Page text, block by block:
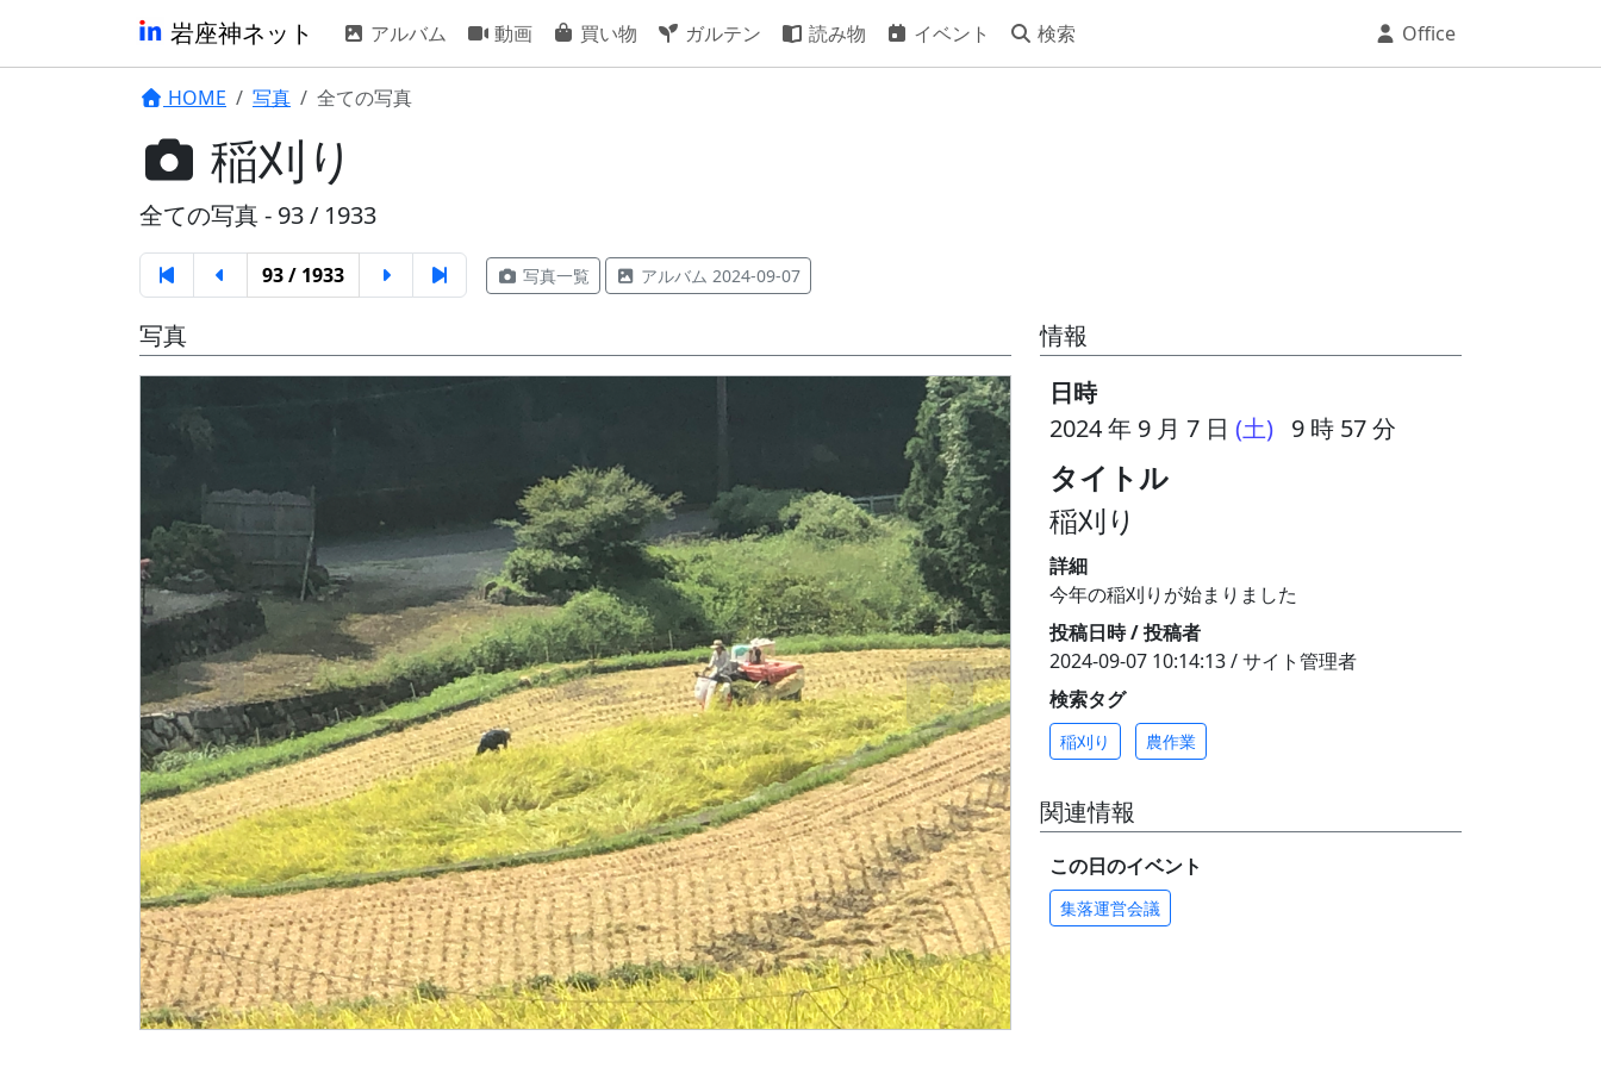
岩座神ネット アルバム 動画 買い物 ガルテン 読み物 イベント 検索 Office
HOME 写真 全ての写真
稲刈り
全ての写真 - 93 / 1933
93 / 1933 写真一覧 アルバム 2024-09-07
写真
情報
日時
2024 年 9 月 7 日 (土) 9 時 57 分
タイトル
稲刈り
詳細
今年の稲刈りが始まりました
投稿日時 / 投稿者
2024-09-07 10:14:13 / サイト管理者
検索タグ
稲刈り 農作業
関連情報
この日のイベント
集落運営会議